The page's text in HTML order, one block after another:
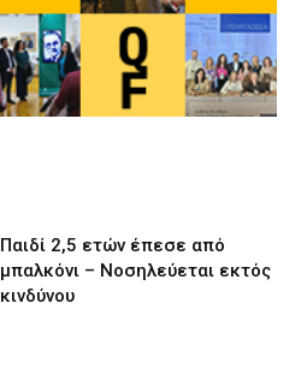
Παιδί 2,5 ετών έπεσε από
μπαλκόνι – Νοσηλεύεται εκτός
κινδύνου